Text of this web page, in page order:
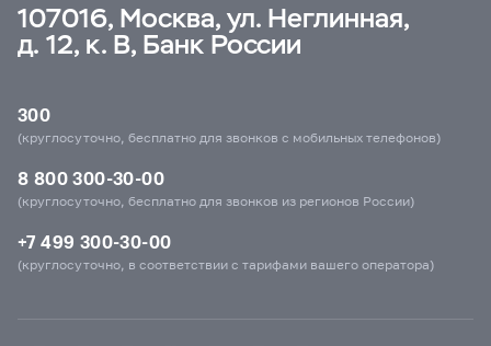
107016, Москва, ул. Неглинная,
д. 12, к. В, Банк России
300
(круглосуточно, бесплатно для звонков с мобильных телефонов)
8 800 300-30-00
(круглосуточно, бесплатно для звонков из регионов России)
+7 499 300-30-00
(круглосуточно, в соответствии с тарифами вашего оператора)